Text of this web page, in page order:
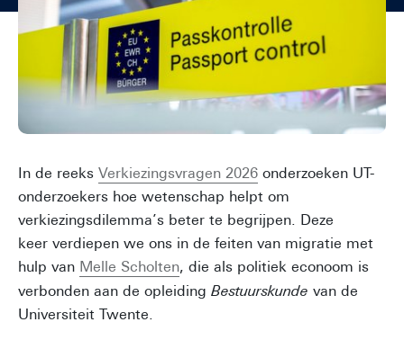
In de reeks Verkiezingsvragen 2026 onderzoeken UT-
onderzoekers hoe wetenschap helpt om
verkiezingsdilemma’s beter te begrijpen. Deze
keer verdiepen we ons in de feiten van migratie met
hulp van Melle Scholten, die als politiek econoom is
verbonden aan de opleiding Bestuurskunde van de
Universiteit Twente.